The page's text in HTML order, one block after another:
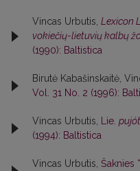
Vincas Urbutis, Lexicon
vokiečių-lietuvių kalbų
(1990): Baltistica
Birutė Kabašinskaitė,
Vol. 31 No. 2 (1996):
Vincas Urbutis, Lie.
(1994): Baltistica
Vincas Urbutis, Šaknies *